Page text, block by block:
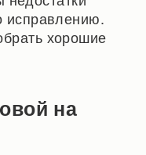
исправлению.
хорошие
на